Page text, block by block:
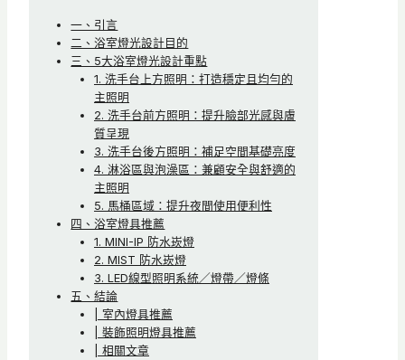
一、引言
二、浴室燈光設計目的
三、5大浴室燈光設計重點
1. 洗手台上方照明：打造穩定且均勻的
主照明
2. 洗手台前方照明：提升臉部光感與膚
質呈現
3. 洗手台後方照明：補足空間基礎亮度
4. 淋浴區與泡澡區：兼顧安全與舒適的
主照明
5. 馬桶區域：提升夜間使用便利性
四、浴室燈具推薦
1. MINI-IP 防水崁燈
2. MIST 防水崁燈
3. LED線型照明系統／燈帶／燈條
五、結論
| 室內燈具推薦
| 裝飾照明燈具推薦
| 相關文章